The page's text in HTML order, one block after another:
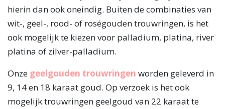
hierin dan ook oneindig. Buiten de combinaties van
wit-, geel-, rood- of roségouden trouwringen, is het
ook mogelijk te kiezen voor palladium, platina, river
platina of zilver-palladium.
Onze geelgouden trouwringen worden geleverd in
9, 14 en 18 karaat goud. Op verzoek is het ook
mogelijk trouwringen geelgoud van 22 karaat te